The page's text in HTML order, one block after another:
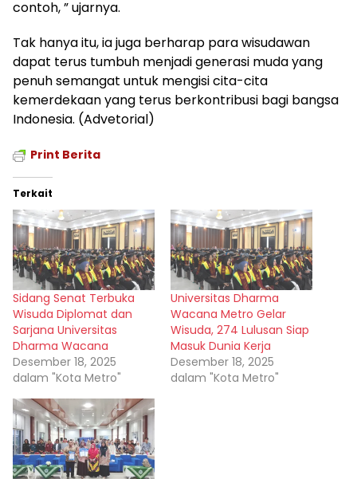
contoh, ” ujarnya.
Tak hanya itu, ia juga berharap para wisudawan
dapat terus tumbuh menjadi generasi muda yang
penuh semangat untuk mengisi cita-cita
kemerdekaan yang terus berkontribusi bagi bangsa
Indonesia. (Advetorial)
Print Berita
Terkait
Sidang Senat Terbuka
Wisuda Diplomat dan
Sarjana Universitas
Dharma Wacana
Desember 18, 2025
dalam "Kota Metro"
Universitas Dharma
Wacana Metro Gelar
Wisuda, 274 Lulusan Siap
Masuk Dunia Kerja
Desember 18, 2025
dalam "Kota Metro"